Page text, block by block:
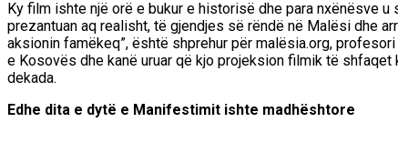
Ky film ishte një orë e bukur e historisë dhe para nxënësve
prezantuan aq realisht, të gjendjes së rëndë në Malësi dhe
aksionin famëkeq”, është shprehur për malësia.org,
e Kosovës dhe kanë uruar që kjo projeksion filmik të
dekada.
Edhe dita e dytë e Manifestimit ishte madhështore